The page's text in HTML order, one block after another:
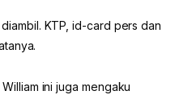
KTP, id-card pers dan
ini juga mengaku